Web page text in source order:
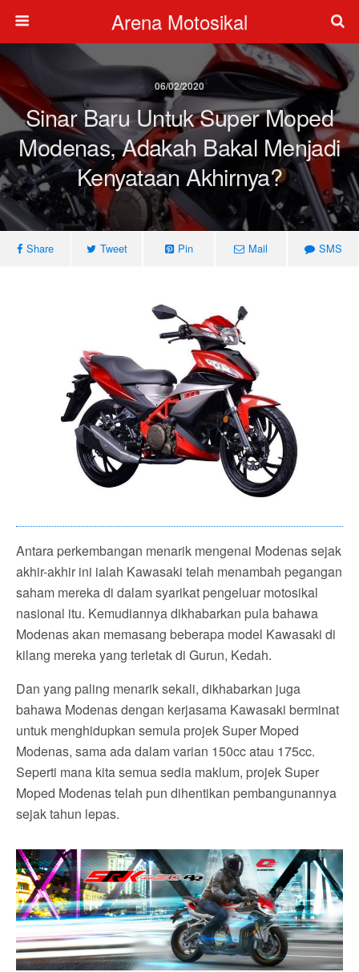
Arena Motosikal
06/02/2020
Sinar Baru Untuk Super Moped
Modenas, Adakah Bakal Menjadi
Kenyataan Akhirnya?
Share Tweet Pin Mail SMS
Antara perkembangan menarik mengenai Modenas sejak
akhir-akhir ini ialah Kawasaki telah menambah pegangan
saham mereka di dalam syarikat pengeluar motosikal
nasional itu. Kemudiannya dikhabarkan pula bahawa
Modenas akan memasang beberapa model Kawasaki di
kilang mereka yang terletak di Gurun, Kedah.
Dan yang paling menarik sekali, dikhabarkan juga
bahawa Modenas dengan kerjasama Kawasaki berminat
untuk menghidupkan semula projek Super Moped
Modenas, sama ada dalam varian 150cc atau 175cc.
Seperti mana kita semua sedia maklum, projek Super
Moped Modenas telah pun dihentikan pembangunannya
sejak tahun lepas.